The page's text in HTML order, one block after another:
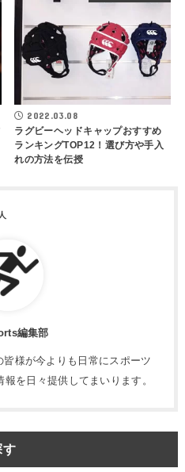
2022.03.08
ラグビーヘッドキャップおすすめ
ランキングTOP12！選び方や手入
れの方法を伝授
編集部
様が今よりも日常にスポーツ
を日々提供してまいります。
す